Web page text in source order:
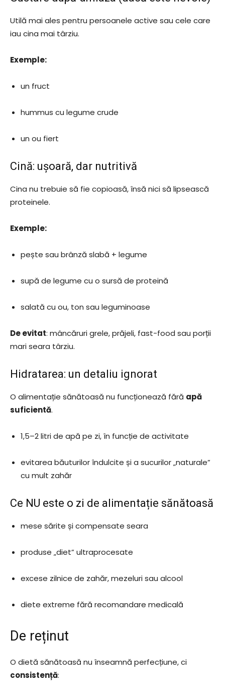
Utilă mai ales pentru persoanele active sau cele care
iau cina mai târziu.
Exemple:
un fruct
hummus cu legume crude
un ou fiert
Cină: ușoară, dar nutritivă
Cina nu trebuie să fie copioasă, însă nici să lipsească
proteinele.
Exemple:
pește sau brânză slabă + legume
supă de legume cu o sursă de proteină
salată cu ou, ton sau leguminoase
De evitat: mâncăruri grele, prăjeli, fast-food sau porții
mari seara târziu.
Hidratarea: un detaliu ignorat
O alimentație sănătoasă nu funcționează fără apă
suficientă.
1,5–2 litri de apă pe zi, în funcție de activitate
evitarea băuturilor îndulcite și a sucurilor „naturale”
cu mult zahăr
Ce NU este o zi de alimentație sănătoasă
mese sărite și compensate seara
produse „diet” ultraprocesate
excese zilnice de zahăr, mezeluri sau alcool
diete extreme fără recomandare medicală
De reținut
O dietă sănătoasă nu înseamnă perfecțiune, ci
consistență: